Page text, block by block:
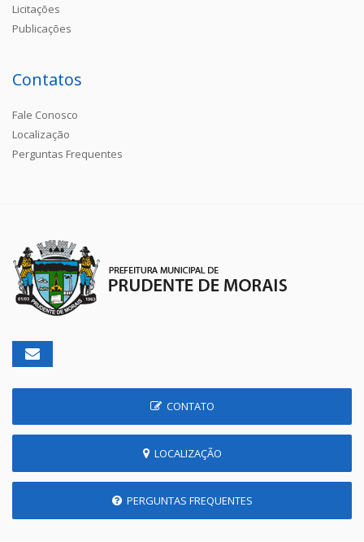
Licitações
Publicações
Contatos
Fale Conosco
Localização
Perguntas Frequentes
CONTATO
LOCALIZAÇÃO
PERGUNTAS FREQUENTES